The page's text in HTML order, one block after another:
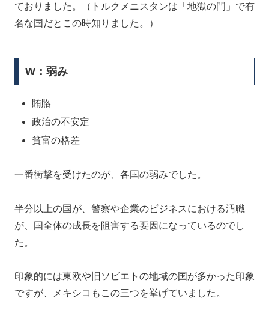
ておりました。（トルクメニスタンは「地獄の門」で有
名な国だとこの時知りました。）
W：弱み
賄賂
政治の不安定
貧富の格差
一番衝撃を受けたのが、各国の弱みでした。
半分以上の国が、警察や企業のビジネスにおける汚職
が、国全体の成長を阻害する要因になっているのでし
た。
印象的には東欧や旧ソビエトの地域の国が多かった印象
ですが、メキシコもこの三つを挙げていました。